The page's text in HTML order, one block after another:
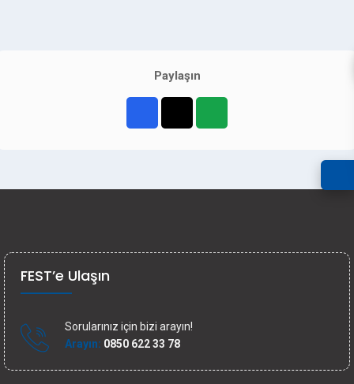
Paylaşın
FEST’e Ulaşın
Sorularınız için bizi arayın!
Arayın: 0850 622 33 78